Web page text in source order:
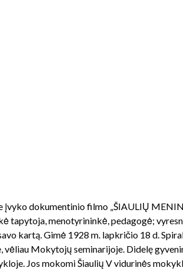
įvyko dokumentinio filmo „ŠIAULIŲ
tapytoja, menotyrininkė, pedagogė;
kartą.Gimė 1928 m. lapkričio 18 d.
vėliau Mokytojų seminarijoje. Didelę
Jos mokomi Šiaulių V vidurinės